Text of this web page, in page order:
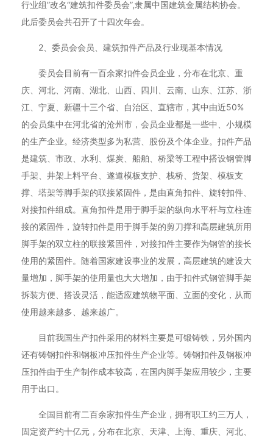
行业组”改名“建筑扣件委员会”,隶属中国建筑金属结构协会。
此后委员会共召开了十四次年会。
2、委员会会员、建筑扣件产品及行业现基本情况
委员会目前有一百余家扣件会员企业，分布在北京、重
庆、河北、河南、湖北、山西、四川、云南、山东、江苏、浙
江、宁夏、新疆十三个省、自治区、直辖市，其中由近50%
的会员集中在河北省的沧州市，会员企业都是一些中、小规模
的生产企业。经济类型多为私营、股份及个体企业。扣件产品
是建筑、市政、水利、煤炭、船舶、桥梁等工程中搭设钢管脚
手架、井架上料平台、遂道模板支护、栈桥、货架、模板支
撑、塔架等脚手架的联接紧固件，是由直角扣件、旋转扣件、
对接扣件组成。直角扣件是用于脚手架的纵向水平杆与立柱连
接的紧固件，旋转扣件是用于脚手架的剪刀撑和高层建筑所用
脚手架的双立柱的联接紧固件，对接扣件主要作为钢管的接长
使用的紧固件。随着国家建设事业的发展，高层建筑的建设大
量增加，脚手架的使用量也大大增加，由于扣件式钢管脚手架
拆装方便、搭设灵活，能适应建筑物平面、立面的变化，从而
使用越来越多、越来越广。
目前我国生产扣件采用的材料主要是可锻铸铁，另外国内
还有铸钢扣件和钢板冲压扣件生产企业等。铸钢扣件及钢板冲
压扣件由于生产制作成本较高，在国内脚手架应用较少，主要
用于出口。
全国目前有二百余家扣件生产企业，拥有职工约三万人，
固定资产约十亿元，分布在北京、天津、上海、重庆、河北、